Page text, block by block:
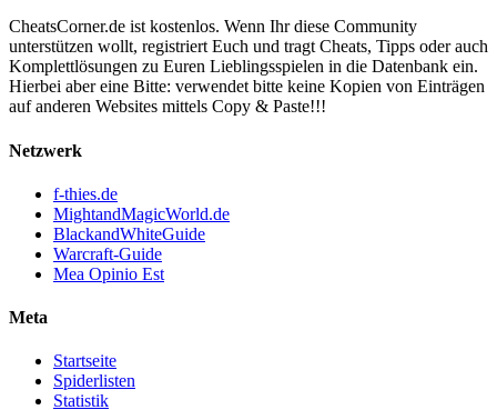
CheatsCorner.de ist kostenlos. Wenn Ihr diese Community
unterstützen wollt, registriert Euch und tragt Cheats, Tipps oder auch
Komplettlösungen zu Euren Lieblingsspielen in die Datenbank ein.
Hierbei aber eine Bitte: verwendet bitte keine Kopien von Einträgen
auf anderen Websites mittels Copy & Paste!!!
Netzwerk
f-thies.de
MightandMagicWorld.de
BlackandWhiteGuide
Warcraft-Guide
Mea Opinio Est
Meta
Startseite
Spiderlisten
Statistik